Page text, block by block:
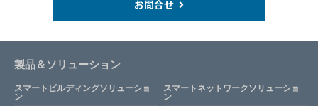
お問合せ
製品＆ソリューション
スマートビルディングソリューショ
ン
スマートネットワークソリューショ
ン